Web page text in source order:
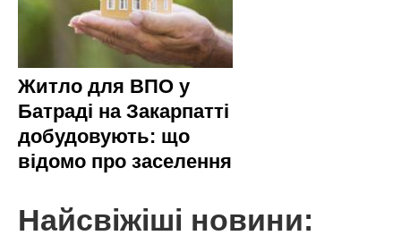
Житло для ВПО у
Батраді на Закарпатті
добудовують: що
відомо про заселення
Найсвіжіші новини: